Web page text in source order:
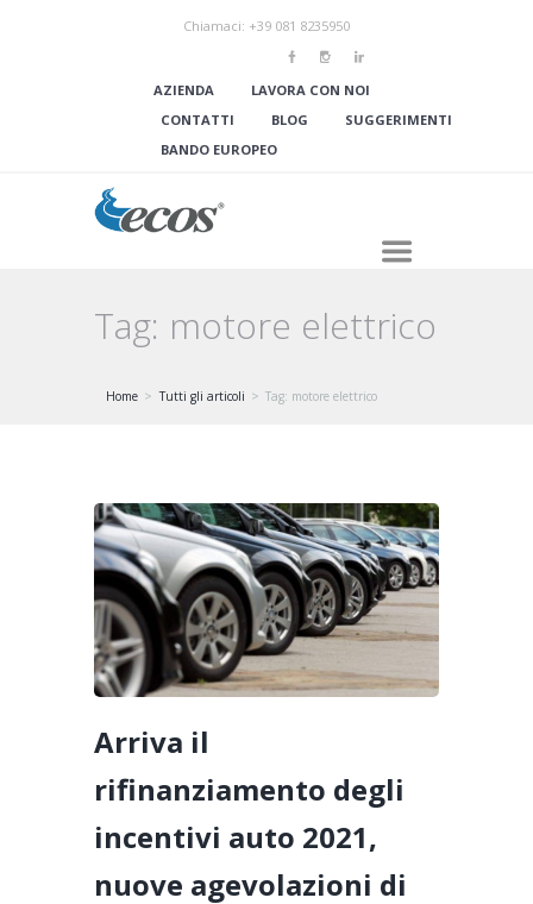
Chiamaci: +39 081 8235950
AZIENDA
LAVORA CON NOI
CONTATTI
BLOG
SUGGERIMENTI
BANDO EUROPEO
Tag: motore elettrico
Home Tutti gli articoli Tag: motore elettrico
Arriva il
rifinanziamento degli
incentivi auto 2021,
nuove agevolazioni di